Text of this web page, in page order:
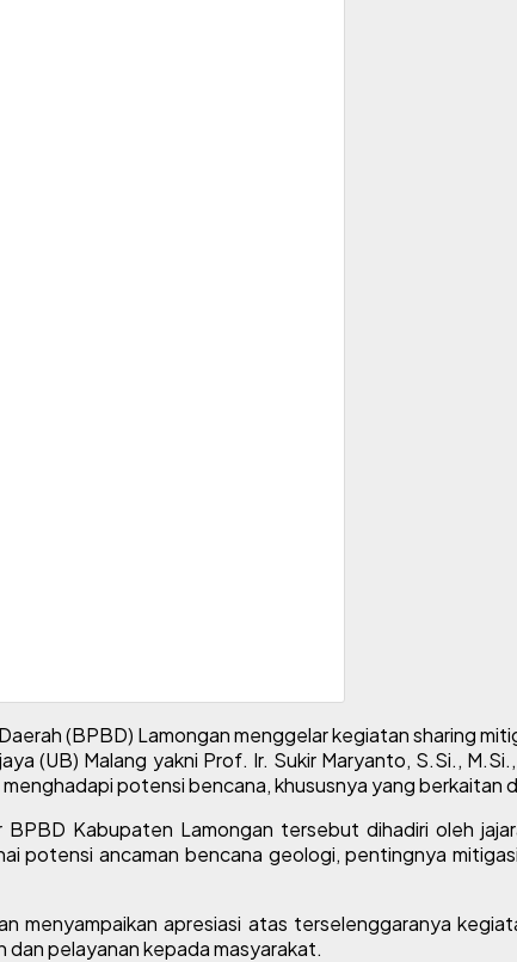
(BPBD) Lamongan menggelar kegiatan sharing
(UB) Malang yakni Prof. Ir. Sukir Maryanto, S.Si.,
potensi bencana, khususnya yang berkaitan
Kabupaten Lamongan tersebut dihadiri oleh
potensi ancaman bencana geologi, pentingnya
menyampaikan apresiasi atas terselenggaranya
dan pelayanan kepada masyarakat.